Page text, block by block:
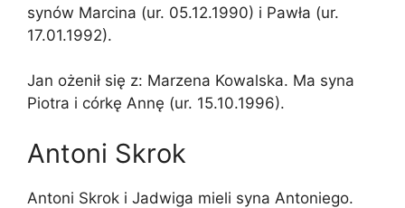
synów Marcina (ur. 05.12.1990) i Pawła (ur.
17.01.1992).
Jan ożenił się z: Marzena Kowalska. Ma syna
Piotra i córkę Annę (ur. 15.10.1996).
Antoni Skrok
Antoni Skrok i Jadwiga mieli syna Antoniego.